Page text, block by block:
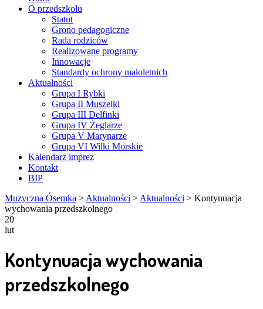
O przedszkolu
Statut
Grono pedagogiczne
Rada rodziców
Realizowane programy
Innowacje
Standardy ochrony małoletnich
Aktualności
Grupa I Rybki
Grupa II Muszelki
Grupa III Delfinki
Grupa IV Żeglarze
Grupa V Marynarze
Grupa VI Wilki Morskie
Kalendarz imprez
Kontakt
BIP
Muzyczna Ósemka > Aktualności > Aktualności > Kontynuacja
wychowania przedszkolnego
20
lut
Kontynuacja wychowania
przedszkolnego